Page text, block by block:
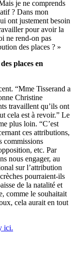
je ne comprends
? Dans mon
ont justement besoin
pour avoir la
ne rend-on pas
des places ? »
places en
“Mme Tisserand a
Christine
travaillent qu’ils ont
cela est à revoir.” Le
plus loin. “C’est
ces attributions,
commissions
etc. Par
nous engager, au
sur l’attribution
pourraient-ils
de la natalité et
comme le souhaitait
cela aurait en tout
ici.